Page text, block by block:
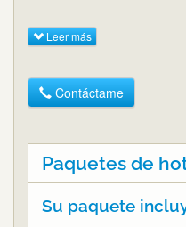
Leer más
Contáctame
Paquetes de
Su paquete